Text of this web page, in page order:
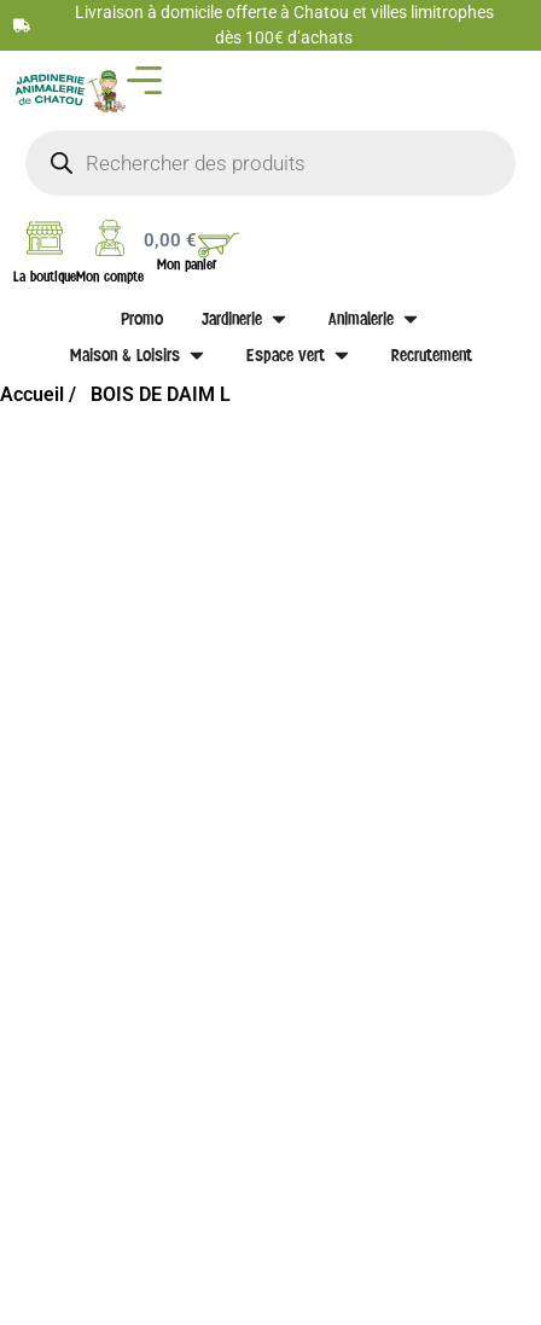
Livraison à domicile offerte à Chatou et villes limitrophes
dès 100€ d’achats
La boutiqueMon compte
0,00€
Mon panier
Promo Jardinerie
Animalerie
Maison & Loisirs
Espace vert Recrutement
Accueil / BOIS DE DAIM L